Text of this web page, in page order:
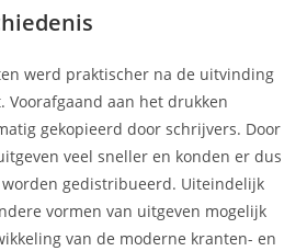
werd praktischer na de uitvinding
Voorafgaand aan het drukken
gekopieerd door schrijvers. Door
veel sneller en konden er dus
worden gedistribueerd. Uiteindelijk
vormen van uitgeven mogelijk
van de moderne kranten- en